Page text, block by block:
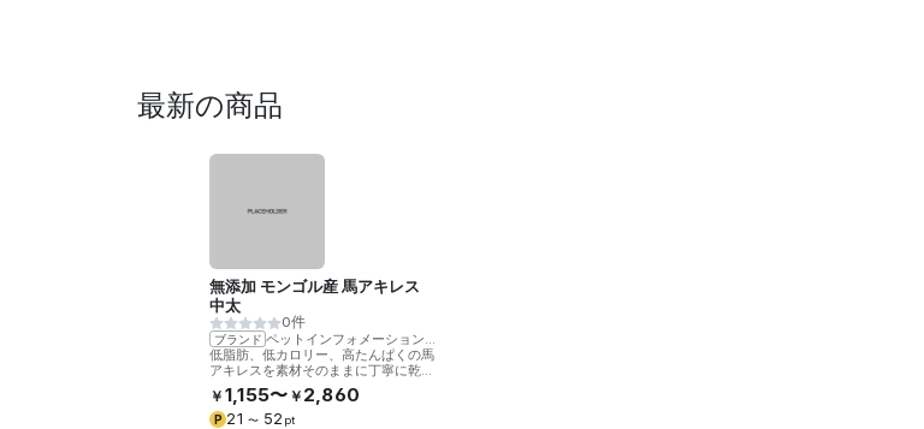
最新の商品
無添加 モンゴル産 馬アキレス
中太
0件
ブランド
ペットインフォメーションラック
低脂肪、低カロリー、高たんぱくの馬
アキレスを素材そのままに丁寧に乾燥
させました。噛むことで歯の健康をサ
ポート。
￥ 1,155〜 ￥ 2,860
P 21 〜 52 pt